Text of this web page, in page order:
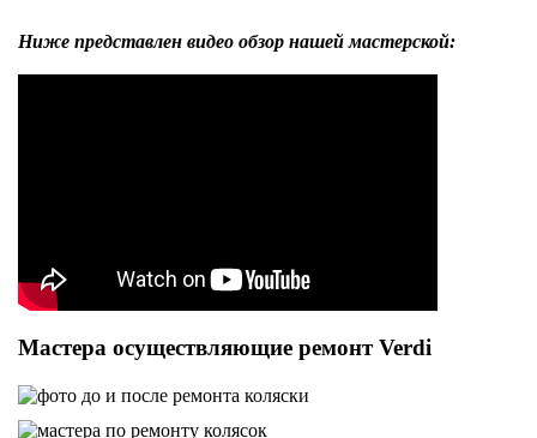
Ниже представлен видео обзор нашей мастерской:
Мастера осуществляющие ремонт Verdi